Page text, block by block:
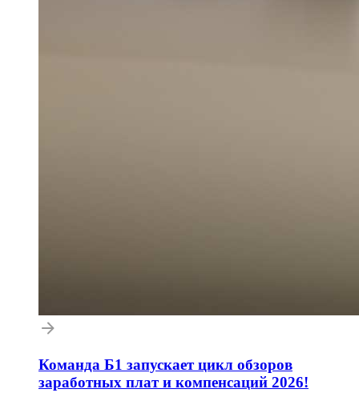
Команда Б1 запускает цикл обзоров
заработных плат и компенсаций 2026!